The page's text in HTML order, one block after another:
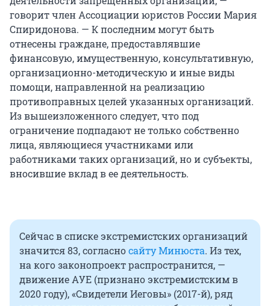
говорит член Ассоциации юристов России Мария
Спиридонова. — К последним могут быть
отнесены граждане, предоставлявшие
финансовую, имущественную, консультативную,
организационно-методическую и иные виды
помощи, направленной на реализацию
противоправных целей указанных организаций.
Из вышеизложенного следует, что под
ограничение подпадают не только собственно
лица, являющиеся участниками или
работниками таких организаций, но и субъекты,
вносившие вклад в ее деятельность.
Сейчас в списке экстремистских организаций
значится 83, согласносайту Минюста. Из тех,
на кого законопроект распространится, —
движение АУЕ (признано экстремистским в
2020 году), «Свидетели Иеговы» (2017-й), ряд